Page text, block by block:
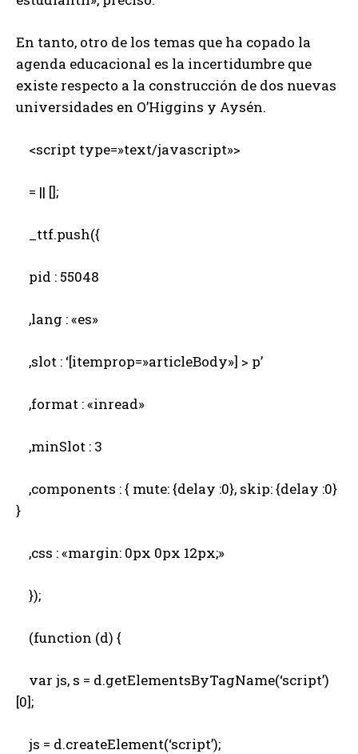
En tanto, otro de los temas que ha copado la
agenda educacional es la incertidumbre que
existe respecto a la construcción de dos nuevas
universidades en O’Higgins y Aysén.
<script type=»text/javascript»>
= || [];
_ttf.push({
pid : 55048
,lang : «es»
,slot : ‘[itemprop=»articleBody»] > p’
,format : «inread»
,minSlot : 3
,components : { mute: {delay :0}, skip: {delay :0}
}
,css : «margin: 0px 0px 12px;»
});
(function (d) {
var js, s = d.getElementsByTagName(‘script’)
[0];
js = d.createElement(‘script’);